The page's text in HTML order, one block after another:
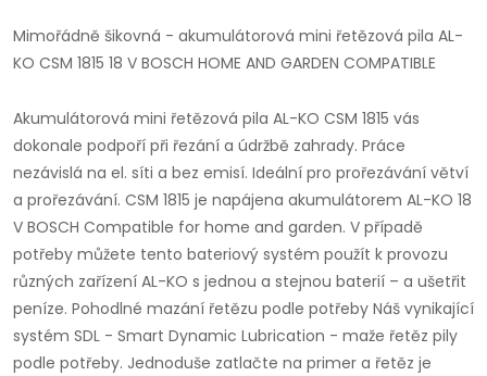
Mimořádně šikovná - akumulátorová mini řetězová pila AL-
KO CSM 1815 18 V BOSCH HOME AND GARDEN COMPATIBLE
Akumulátorová mini řetězová pila AL-KO CSM 1815 vás
dokonale podpoří při řezání a údržbě zahrady. Práce
nezávislá na el. síti a bez emisí. Ideální pro prořezávání větví
a prořezávání. CSM 1815 je napájena akumulátorem AL-KO 18
V BOSCH Compatible for home and garden. V případě
potřeby můžete tento bateriový systém použít k provozu
různých zařízení AL-KO s jednou a stejnou baterií – a ušetřit
peníze. Pohodlné mazání řetězu podle potřeby Náš vynikající
systém SDL - Smart Dynamic Lubrication - maže řetěz pily
podle potřeby. Jednoduše zatlačte na primer a řetěz je